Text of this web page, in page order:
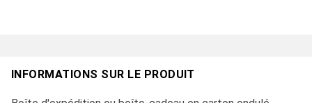
INFORMATIONS SUR LE PRODUIT